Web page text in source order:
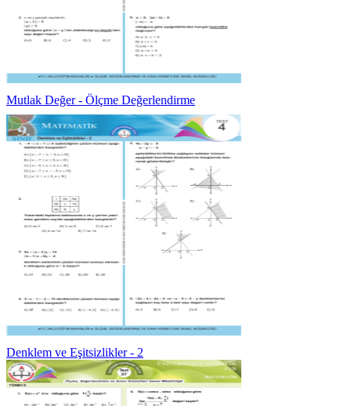
Mutlak Değer - Ölçme Değerlendirme
Denklem ve Eşitsizlikler - 2